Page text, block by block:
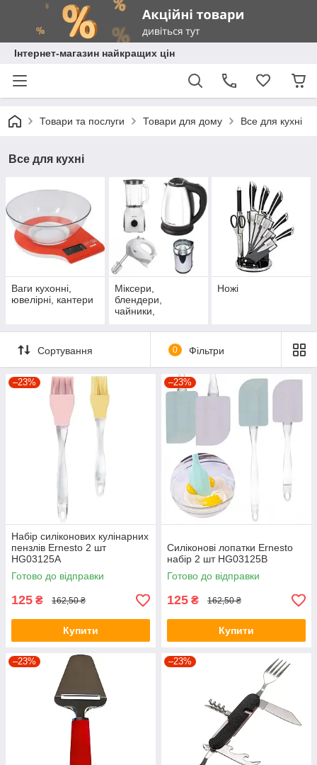
Інтернет-магазин найкращих цін
Товари та послуги Товари для дому Все для кухні
Все для кухні
Ваги кухонні,
ювелірні, кантери
Міксери,
блендери,
чайники,
Ножі
Сортування 0 Фільтри
–23%
Набір силіконових кулінарних
пензлів Ernesto 2 шт
HG03125A
Готово до відправки
125 ₴ 162,50 ₴
Купити
–23%
Силіконові лопатки Ernesto
набір 2 шт HG03125B
Готово до відправки
125 ₴ 162,50 ₴
Купити
–23% –23%